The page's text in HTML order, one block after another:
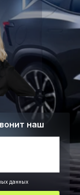
наш
данных